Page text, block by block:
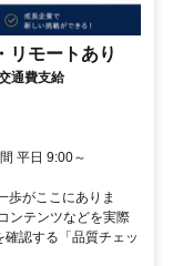
リモートあり
通費支給
平日 9:00～
歩がここにありま
ンテンツなどを実際
認する「品質チェッ